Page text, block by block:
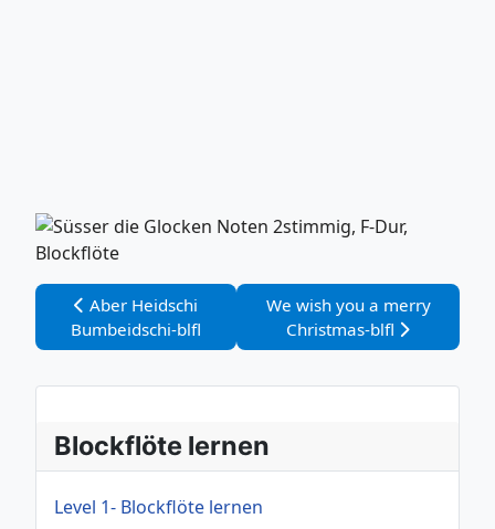
Vorheriger Beitrag: Aber Heidschi Bumbeidschi-blfl
Aber Heidschi
Bumbeidschi-blfl
Nächster Beitrag: We wish
We wish you a merry
Christmas-blfl
Blockflöte lernen
Level 1- Blockflöte lernen